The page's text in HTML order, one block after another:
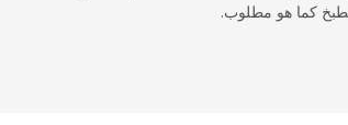
كما هو مطلوب.